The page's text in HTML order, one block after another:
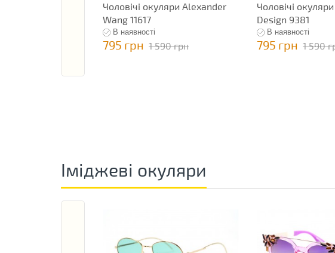
Чоловічі окуляри Alexander
Wang 11617
В наявності
795 грн 1 590 грн
Чоловічі
Design 9381
В наявності
795 грн 1 590
Іміджеві окуляри